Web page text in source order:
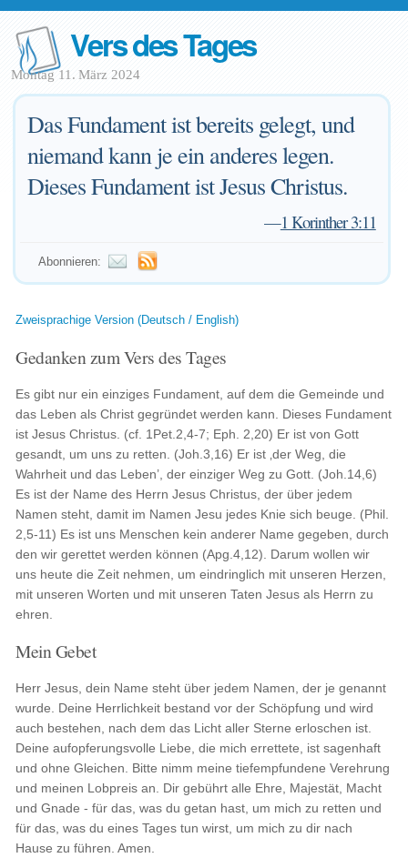
Vers des Tages
Montag 11. März 2024
Das Fundament ist bereits gelegt, und
niemand kann je ein anderes legen.
Dieses Fundament ist Jesus Christus.
—1 Korinther 3:11
Abonnieren:
Zweisprachige Version (Deutsch / English)
Gedanken zum Vers des Tages
Es gibt nur ein einziges Fundament, auf dem die Gemeinde und
das Leben als Christ gegründet werden kann. Dieses Fundament
ist Jesus Christus. (cf. 1Pet.2,4-7; Eph. 2,20) Er ist von Gott
gesandt, um uns zu retten. (Joh.3,16) Er ist ‚der Weg, die
Wahrheit und das Leben’, der einziger Weg zu Gott. (Joh.14,6)
Es ist der Name des Herrn Jesus Christus, der über jedem
Namen steht, damit im Namen Jesu jedes Knie sich beuge. (Phil.
2,5-11) Es ist uns Menschen kein anderer Name gegeben, durch
den wir gerettet werden können (Apg.4,12). Darum wollen wir
uns heute die Zeit nehmen, um eindringlich mit unseren Herzen,
mit unseren Worten und mit unseren Taten Jesus als Herrn zu
ehren.
Mein Gebet
Herr Jesus, dein Name steht über jedem Namen, der je genannt
wurde. Deine Herrlichkeit bestand vor der Schöpfung und wird
auch bestehen, nach dem das Licht aller Sterne erloschen ist.
Deine aufopferungsvolle Liebe, die mich errettete, ist sagenhaft
und ohne Gleichen. Bitte nimm meine tiefempfundene Verehrung
und meinen Lobpreis an. Dir gebührt alle Ehre, Majestät, Macht
und Gnade - für das, was du getan hast, um mich zu retten und
für das, was du eines Tages tun wirst, um mich zu dir nach
Hause zu führen. Amen.